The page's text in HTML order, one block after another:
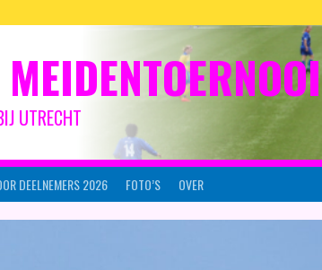
UTRECHT
DEELNEMERS 2026 FOTO’S OVER